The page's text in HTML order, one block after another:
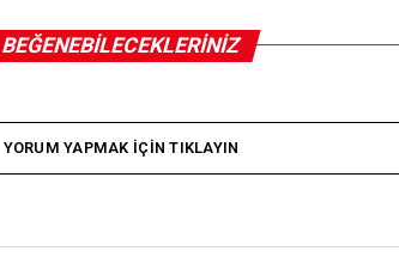
BEĞENEBILECEKLERINIZ
YORUM YAPMAK IÇIN TIKLAYIN